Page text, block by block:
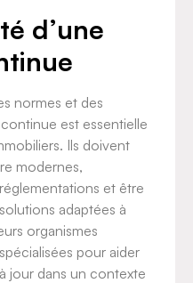
d’une
normes et des
est essentielle
Ils doivent
modernes,
et être
adaptées à
organismes
pour aider
jour dans un contexte